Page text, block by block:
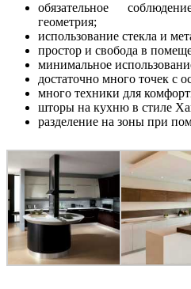
обязательное
геометрия;
использование стекла и
простор и свобода в
минимальное
достаточно много точек с
много техники для
шторы на кухню в стиле
разделение на зоны при